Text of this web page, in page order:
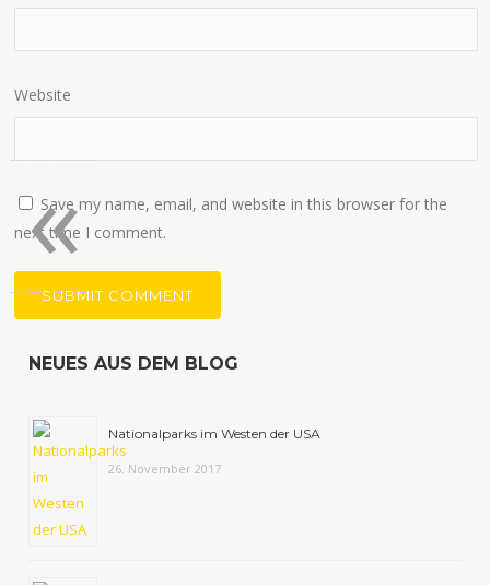
Website
Save my name, email, and website in this browser for the
next time I comment.
NEUES AUS DEM BLOG
Nationalparks im Westen der USA
26. November 2017
«